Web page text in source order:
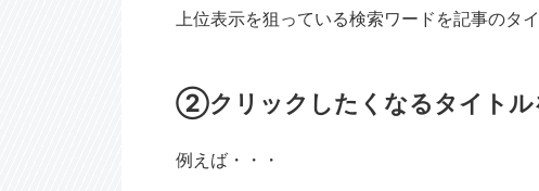
上位表示を狙っている検索ワードを記事のタ
②クリックしたくなるタイトル
例えば・・・